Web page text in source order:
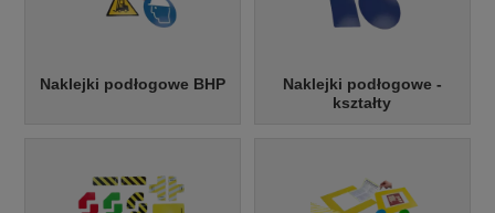
Naklejki podłogowe BHP
Naklejki podłogowe -
kształty